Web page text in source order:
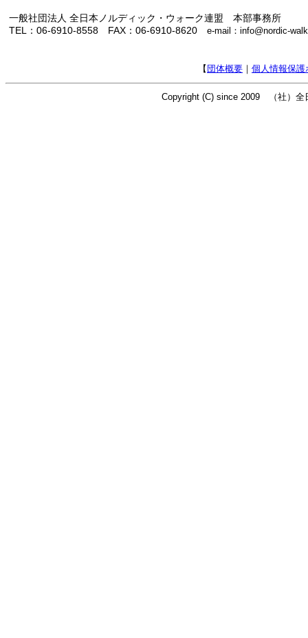
一般社団法人 全日本ノルディック・ウォーク連盟 本部事務所
TEL：06-6910-8558 FAX：06-6910-8620 e-mail：info@nordic-
【 団体概要 ｜ 個人情報保護
Copyright (C) since 2009 （社）全